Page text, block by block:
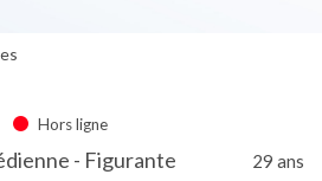
Hors ligne
- Figurante 29 ans